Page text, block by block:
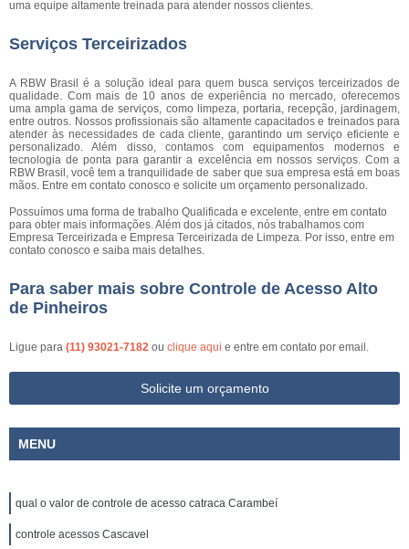
uma equipe altamente treinada para atender nossos clientes.
Serviços Terceirizados
A RBW Brasil é a solução ideal para quem busca serviços terceirizados de
qualidade. Com mais de 10 anos de experiência no mercado, oferecemos
uma ampla gama de serviços, como limpeza, portaria, recepção, jardinagem,
entre outros. Nossos profissionais são altamente capacitados e treinados para
atender às necessidades de cada cliente, garantindo um serviço eficiente e
personalizado. Além disso, contamos com equipamentos modernos e
tecnologia de ponta para garantir a excelência em nossos serviços. Com a
RBW Brasil, você tem a tranquilidade de saber que sua empresa está em boas
mãos. Entre em contato conosco e solicite um orçamento personalizado.
Possuímos uma forma de trabalho Qualificada e excelente, entre em contato
para obter mais informações. Além dos já citados, nós trabalhamos com
Empresa Terceirizada e Empresa Terceirizada de Limpeza. Por isso, entre em
contato conosco e saiba mais detalhes.
Para saber mais sobre Controle de Acesso Alto
de Pinheiros
Ligue para (11) 93021-7182 ou clique aqui e entre em contato por email.
Solicite um orçamento
MENU
qual o valor de controle de acesso catraca Carambeí
controle acessos Cascavel